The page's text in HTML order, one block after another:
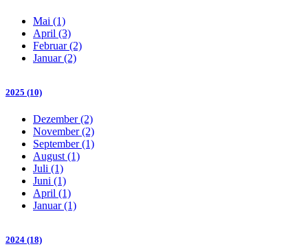
Mai (1)
April (3)
Februar (2)
Januar (2)
2025 (10)
Dezember (2)
November (2)
September (1)
August (1)
Juli (1)
Juni (1)
April (1)
Januar (1)
2024 (18)